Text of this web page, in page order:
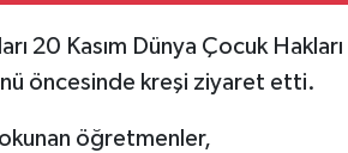
20 Kasım Dünya Çocuk Hakları
öncesinde kreşi ziyaret etti.
öğretmenler,